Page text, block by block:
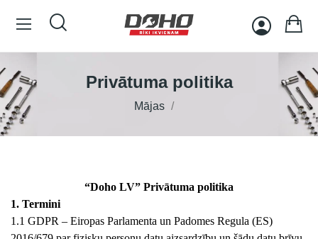
Privātuma politika
Mājas
“Doho LV” Privātuma politika
1. Termini
1.1 GDPR – Eiropas Parlamenta un Padomes Regula (ES)